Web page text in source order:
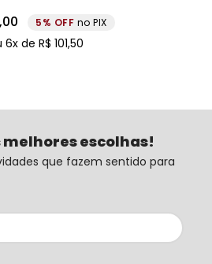
,00 5% no PIX
6x de R$ 101,50
melhores escolhas!
que fazem sentido para